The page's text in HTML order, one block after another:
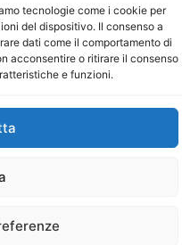
tecnologie come i cookie per
del dispositivo. Il consenso a
dati come il comportamento di
acconsentire o ritirare il consenso
e funzioni.